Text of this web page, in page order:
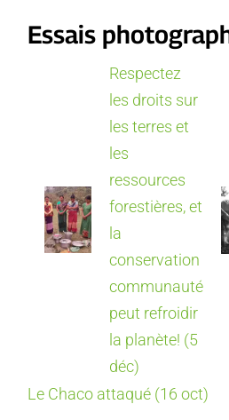
Essais
Respectez
les droits sur
les terres et
les
ressources
forestières, et
la
conservation
communauté
peut refroidir
la planète! (5
déc)
Le Chaco attaqué (16 oct)